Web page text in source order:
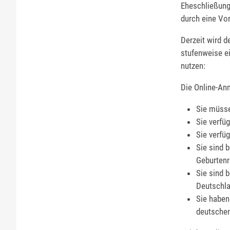
durch eine
Derzeit wird
stufenweise
nutzen:
Die Online-
Sie
Sie
Sie
Sie sind
Sie sind
Sie